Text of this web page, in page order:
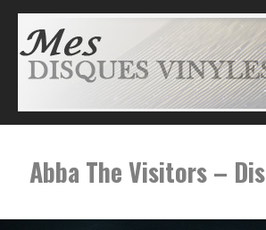
Abba The Visitors –